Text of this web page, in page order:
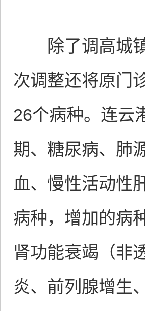
除了调高城镇
次调整还将原门
26个病种。连
期、糖尿病、肺
血、慢性活动性
病种，增加的病
肾功能衰竭（非
炎、前列腺增生